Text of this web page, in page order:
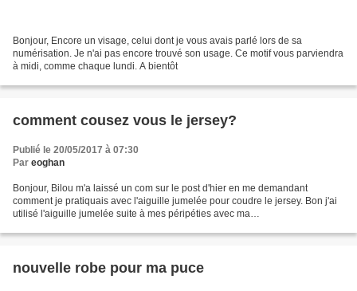
Bonjour, Encore un visage, celui dont je vous avais parlé lors de sa
numérisation. Je n'ai pas encore trouvé son usage. Ce motif vous parviendra
à midi, comme chaque lundi. A bientôt
comment cousez vous le jersey?
Publié le 20/05/2017 à 07:30
Par eoghan
Bonjour, Bilou m'a laissé un com sur le post d'hier en me demandant
comment je pratiquais avec l'aiguille jumelée pour coudre le jersey. Bon j'ai
utilisé l'aiguille jumelée suite à mes péripéties avec ma
nouvelle robe pour ma puce